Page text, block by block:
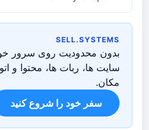
SELL.SYSTEMS
بدون محدودیت روی سرور
سایت ها، ربات ها، محتوا و
مکان.
سفر خود را شروع کنید